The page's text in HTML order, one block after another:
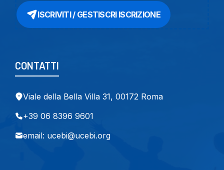
ISCRIVITI / GESTISCRI ISCRIZIONE
CONTATTI
Viale della Bella Villa 31, 00172 Roma
+39 06 8396 9601
email: ucebi@ucebi.org